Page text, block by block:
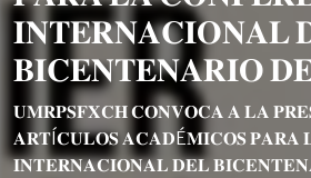
𝐈𝐍𝐓𝐄𝐑𝐍𝐀𝐂𝐈𝐎𝐍𝐀𝐋
𝐁𝐈𝐂𝐄𝐍𝐓𝐄𝐍𝐀𝐑𝐈𝐎
𝐔𝐌𝐑𝐏𝐒𝐅𝐗𝐂𝐇 𝐂𝐎𝐍𝐕𝐎𝐂𝐀 𝐀 𝐋𝐀
𝐀𝐑𝐓Í𝐂𝐔𝐋𝐎𝐒 𝐀𝐂𝐀𝐃É𝐌𝐈𝐂𝐎𝐒 𝐏𝐀𝐑𝐀
𝐈𝐍𝐓𝐄𝐑𝐍𝐀𝐂𝐈𝐎𝐍𝐀𝐋 𝐃𝐄𝐋